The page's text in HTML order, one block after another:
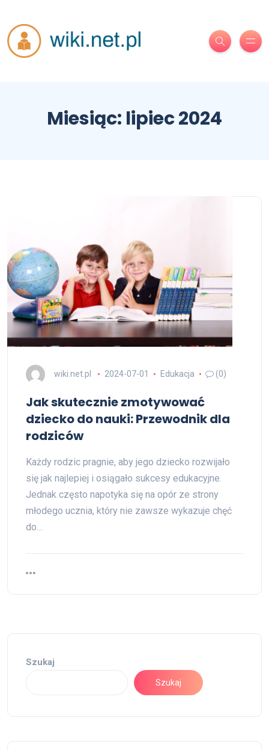
Miesiąc: lipiec 2024
wiki.net.pl 2024-07-01 Edukacja (0)
Jak skutecznie zmotywować
dziecko do nauki: Przewodnik dla
rodziców
Każdy rodzic pragnie, aby jego dziecko rozwijało
się jak najlepiej i osiągało sukcesy edukacyjne.
Jednak często napotyka się na opór ze strony
młodego ucznia, który nie zawsze wykazuje chęć
do…
Szukaj
Szukaj